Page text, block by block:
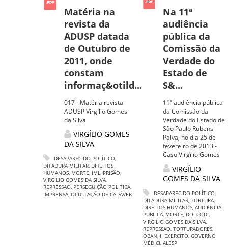
Matéria na
revista da
ADUSP datada
de Outubro de
2011, onde
constam
informaç&otild...
017 - Matéria revista
ADUSP Virgílio Gomes
da Silva
VIRGÍLIO GOMES
DA SILVA
DESAPARECIDO POLÍTICO,
DITADURA MILITAR, DIREITOS
HUMANOS, MORTE, IML, PRISÃO,
VIRGILIO GOMES DA SILVA,
REPRESSAO, PERSEGUIÇÃO POLÍTICA,
IMPRENSA, OCULTAÇÃO DE CADÁVER
Na 11ª
audiência
pública da
Comissão da
Verdade do
Estado de
S&...
11ª audiência pública
da Comissão da
Verdade do Estado de
São Paulo Rubens
Paiva, no dia 25 de
fevereiro de 2013 -
Caso Virgílio Gomes
VIRGÍLIO
GOMES DA SILVA
DESAPARECIDO POLÍTICO,
DITADURA MILITAR, TORTURA,
DIREITOS HUMANOS, AUDIENCIA
PUBLICA, MORTE, DOI-CODI,
VIRGILIO GOMES DA SILVA,
REPRESSAO, TORTURADORES,
OBAN, II EXÉRCITO, GOVERNO
MÉDICI, ALESP